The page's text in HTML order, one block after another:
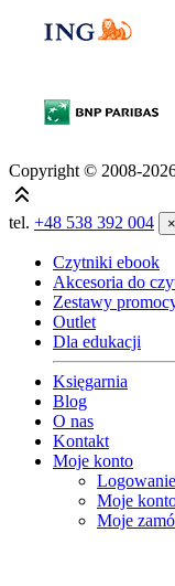
Copyright © 2008-
tel. +48 538 392 004 ×
Czytniki ebook
Akcesoria do
Zestawy
Outlet
Dla edukacji
Księgarnia
Blog
O nas
Kontakt
Moje konto
Moje
Moje